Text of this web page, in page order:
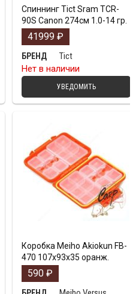
Спиннинг Tict Sram TCR-
90S Canon 274см 1.0-14 гр.
41999 ₽
БРЕНД
Tict
Нет в наличии
УВЕДОМИТЬ
Коробка Meiho Akiokun FB-
470 107x93x35 оранж.
590 ₽